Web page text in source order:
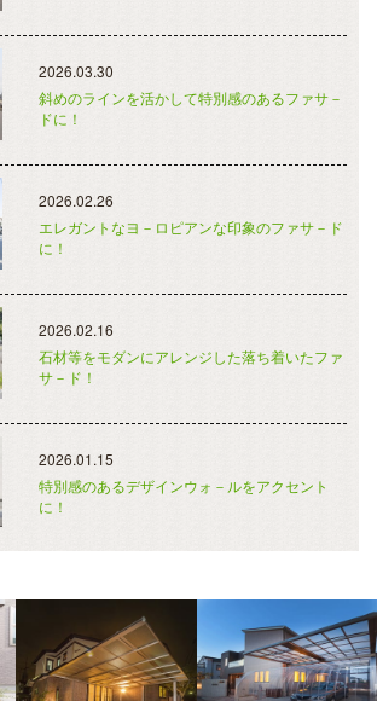
2026.03.30
斜めのラインを活かして特別感のあるファサ－
ドに！
2026.02.26
エレガントなヨ－ロピアンな印象のファサ－ド
に！
2026.02.16
石材等をモダンにアレンジした落ち着いたファ
サ－ド！
2026.01.15
特別感のあるデザインウォ－ルをアクセント
に！